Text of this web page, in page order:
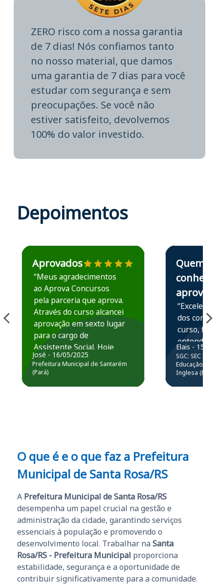
ZERO risco com a nossa garantia
de 7 dias! Nós confiamos tanto
no nosso material, que damos
uma garantia de 7 dias para você
estudar com segurança e sem
preocupações. Se você não
estiver satisfeito, devolvemos
100% do valor investido.
Depoimentos
Estudante José recomenda o Aprova Concursos em
Aprovados
“Meus agradecimentos
ao Aprova Concursos
pela parceria que aprova.
Através do curso alcancei
aprovação em sexto lugar
para o cargo de
Assistente Social. Hoje
estou atuando na
Prefeitura de Santarém.
José - 16/05/2025
Prefeitura Municipal de Santarém
(Pará)
Estudante Elais
Quem
conhece,
aprova
“Excelente
dos
curso,
entender e
prática
resolução
questões.”
Elais - 15/07/
SGC: SEC BA
Educação
Inglesa (Edital
O que é e o que faz a Prefeitura
Municipal de Santa Rosa/RS
A Prefeitura Municipal de Santa Rosa/RS
desempenha um papel crucial na gestão e
administração da cidade, garantindo serviços
essenciais à população e promovendo o
desenvolvimento local. Trabalhar na Santa
Rosa/RS - Prefeitura Municipal proporciona
estabilidade, segurança e a oportunidade de
contribuir significativamente para a comunidade.